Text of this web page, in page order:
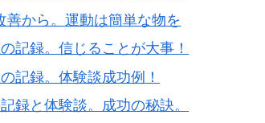
善から。運動は簡単な物を
記録。信じることが大事！
記録。体験談成功例！
録と体験談。成功の秘訣。